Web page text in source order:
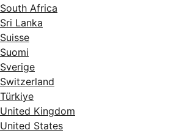
South Africa
Sri Lanka
Suisse
Suomi
Sverige
Switzerland
Türkiye
United Kingdom
United States